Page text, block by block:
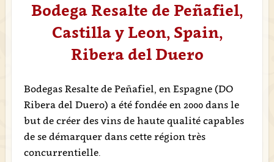
Bodega Resalte de Peñafiel,
Castilla y Leon, Spain,
Ribera del Duero
Bodegas Resalte de Peñafiel, en Espagne (DO
Ribera del Duero) a été fondée en 2000 dans le
but de créer des vins de haute qualité capables
de se démarquer dans cette région très
concurrentielle.